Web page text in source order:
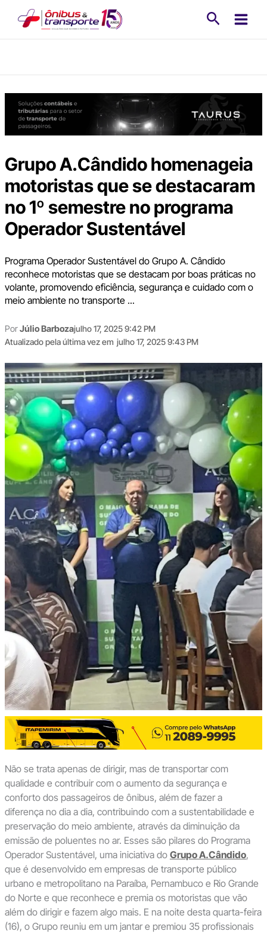
Grupo A.Cândido homenageia
motoristas que se destacaram
no 1º semestre no programa
Operador Sustentável
Programa Operador Sustentável do Grupo A. Cândido
reconhece motoristas que se destacam por boas práticas no
volante, promovendo eficiência, segurança e cuidado com o
meio ambiente no transporte ...
PorJúlio Barbozajulho 17, 2025 9:42 PM
Atualizado pela última vez em julho 17, 2025 9:43 PM
Não se trata apenas de dirigir, mas de transportar com
qualidade e contribuir com o aumento da segurança e
conforto dos passageiros de ônibus, além de fazer a
diferença no dia a dia, contribuindo com a sustentabilidade e
preservação do meio ambiente, através da diminuição da
emissão de poluentes no ar. Esses são pilares do Programa
Operador Sustentável, uma iniciativa do Grupo A.Cândido,
que é desenvolvido em empresas de transporte público
urbano e metropolitano na Paraíba, Pernambuco e Rio Grande
do Norte e que reconhece e premia os motoristas que vão
além do dirigir e fazem algo mais. E na noite desta quarta-feira
(16), o Grupo reuniu em um jantar e premiou 35 profissionais